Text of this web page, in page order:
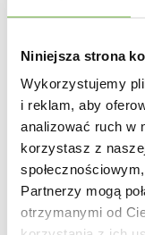
Niniejsza strona
Wykorzystujemy
i reklam, aby
analizować ruch w
korzystasz z
Partnerzy mogą
otrzymanymi od
ŁAWKA BOCA
TEAK
1 213,19 zł -16%
1 444,27 zł